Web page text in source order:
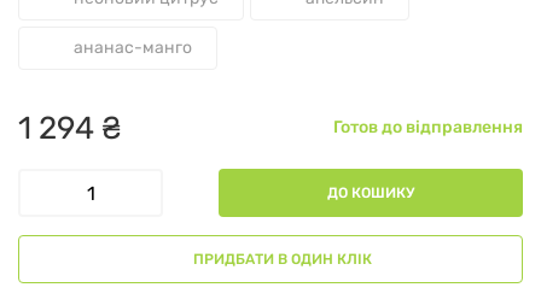
ананас-манго
1 294 ₴ Готов до відправлення
ДО КОШИКУ
ПРИДБАТИ В ОДИН КЛІК